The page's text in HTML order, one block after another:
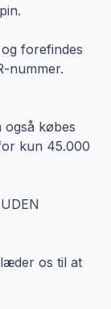
forefindes
nummer.
også købes
kun 45.000
os til at